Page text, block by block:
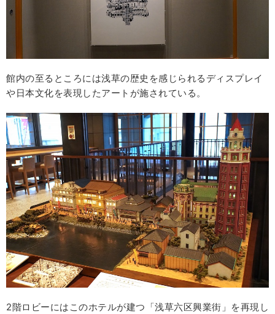
館内の至るところには浅草の歴史を感じられるディスプレイ
や日本文化を表現したアートが施されている。
2階ロビーにはこのホテルが建つ「浅草六区興業街」を再現し